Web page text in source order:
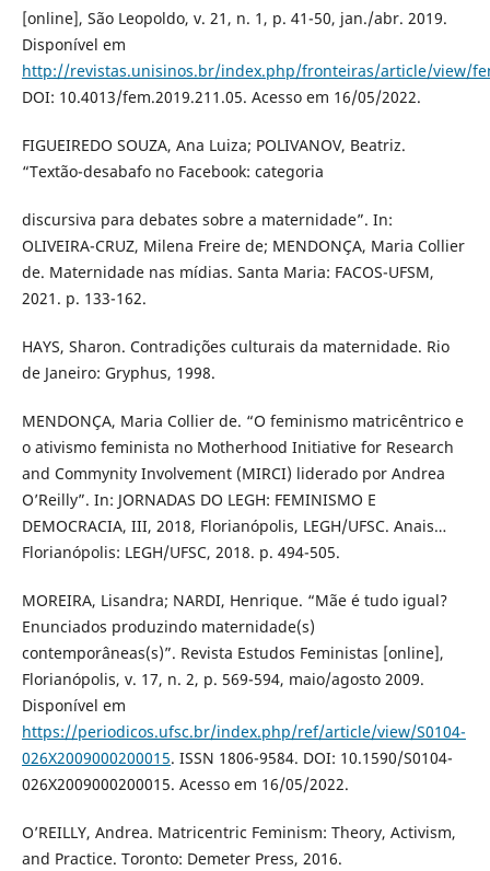
[online], São Leopoldo, v. 21, n. 1, p. 41-50, jan./abr. 2019.
Disponível em
http://revistas.unisinos.br/index.php/fronteiras/article/view/
DOI: 10.4013/fem.2019.211.05. Acesso em 16/05/2022.
FIGUEIREDO SOUZA, Ana Luiza; POLIVANOV, Beatriz.
“Textão-desabafo no Facebook: categoria
discursiva para debates sobre a maternidade”. In:
OLIVEIRA-CRUZ, Milena Freire de; MENDONÇA, Maria Collier
de. Maternidade nas mídias. Santa Maria: FACOS-UFSM,
2021. p. 133-162.
HAYS, Sharon. Contradições culturais da maternidade. Rio
de Janeiro: Gryphus, 1998.
MENDONÇA, Maria Collier de. “O feminismo matricêntrico e
o ativismo feminista no Motherhood Initiative for Research
and Commynity Involvement (MIRCI) liderado por Andrea
O’Reilly”. In: JORNADAS DO LEGH: FEMINISMO E
DEMOCRACIA, III, 2018, Florianópolis, LEGH/UFSC. Anais…
Florianópolis: LEGH/UFSC, 2018. p. 494-505.
MOREIRA, Lisandra; NARDI, Henrique. “Mãe é tudo igual?
Enunciados produzindo maternidade(s)
contemporâneas(s)”. Revista Estudos Feministas [online],
Florianópolis, v. 17, n. 2, p. 569-594, maio/agosto 2009.
Disponível em
https://periodicos.ufsc.br/index.php/ref/article/view/S0104-
026X2009000200015. ISSN 1806-9584. DOI: 10.1590/S0104-
026X2009000200015. Acesso em 16/05/2022.
O’REILLY, Andrea. Matricentric Feminism: Theory, Activism,
and Practice. Toronto: Demeter Press, 2016.